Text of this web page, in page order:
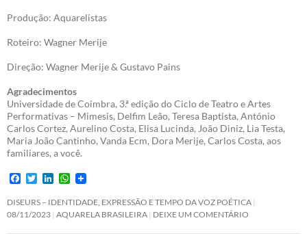
Produção: Aquarelistas
Roteiro: Wagner Merije
Direção: Wagner Merije & Gustavo Pains
Agradecimentos
Universidade de Coimbra, 3.ª edição do Ciclo de Teatro e Artes
Performativas – Mimesis, Delfim Leão, Teresa Baptista, António
Carlos Cortez, Aurelino Costa, Elisa Lucinda, João Diniz, Lia Testa,
Maria João Cantinho, Vanda Ecm, Dora Merije, Carlos Costa, aos
familiares, a você.
F
c
e
b
o
T
i
t
t
e
n
k
e
d
W
a
t
s
A
DISEURS – IDENTIDADE, EXPRESSÃO E TEMPO DA VOZ POÉTICA
08/11/2023 AQUARELA BRASILEIRA DEIXE UM COMENTÁRIO